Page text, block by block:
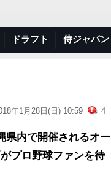
ドラフト 侍ジャパン
年1月28日(日) 10:59 4
県内で開催されるオー
プロ野球ファンを待